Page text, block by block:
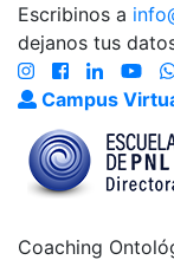
Escribinos a
dejanos tus
Campus
Coaching